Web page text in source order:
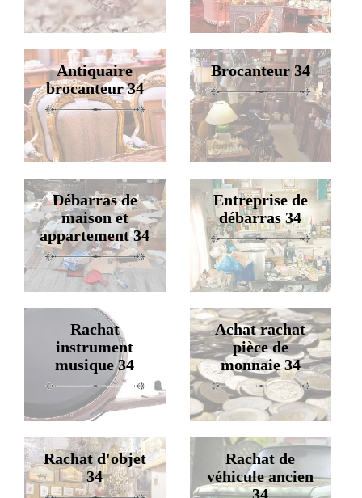
Antiquaire
brocanteur 34
Brocanteur 34
Débarras de
maison et
appartement 34
Entreprise de
débarras 34
Rachat
instrument
musique 34
Achat rachat
pièce de
monnaie 34
Rachat d'objet
34
Rachat de
véhicule ancien
34